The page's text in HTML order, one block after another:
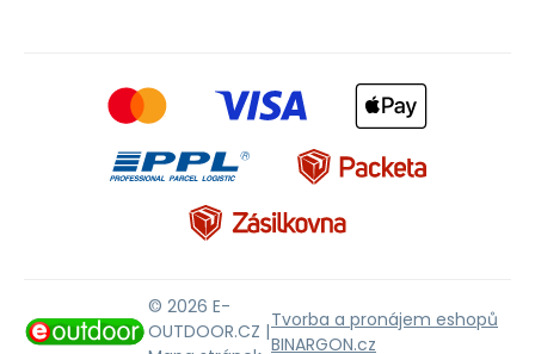
© 2026 E-
OUTDOOR.CZ |
Tvorba a pronájem eshopů
BINARGON.cz